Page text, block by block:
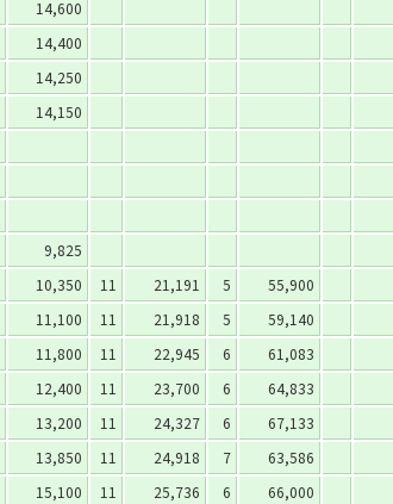
14,600
14,400
14,250
14,150
9,825
10,350 11 21,191 5
55,900
11,100 11 21,918 5
59,140
11,800 11 22,945 6
61,083
12,400 11 23,700 6
64,833
13,200 11 24,327 6
67,133
13,850 11 24,918 7
63,586
15,100 11 25,736 6
66,000